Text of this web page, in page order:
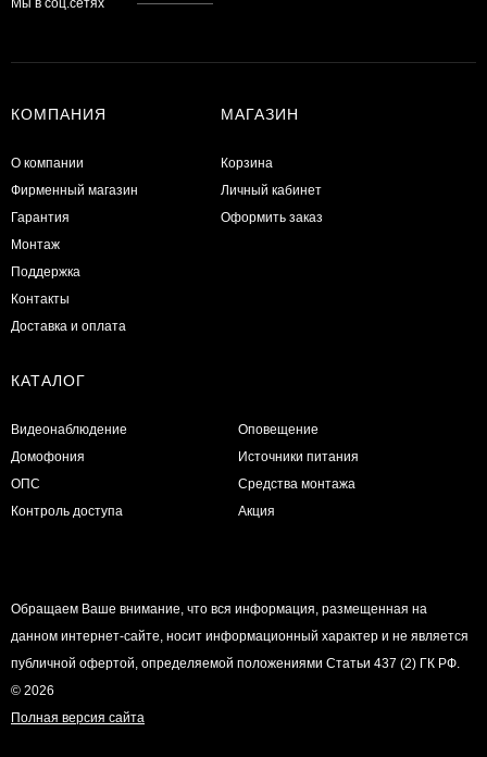
КОМПАНИЯ
О компании
Фирменный магазин
Гарантия
Монтаж
Поддержка
Контакты
Доставка и оплата
МАГАЗИН
Корзина
Личный кабинет
Оформить заказ
КАТАЛОГ
Видеонаблюдение
Домофония
ОПС
Контроль доступа
Оповещение
Источники питания
Средства монтажа
Акция
Обращаем Ваше внимание, что вся информация, размещенная на
данном интернет-сайте, носит информационный характер и не является
публичной офертой, определяемой положениями Статьи 437 (2) ГК РФ.
© 2026
Полная версия сайта